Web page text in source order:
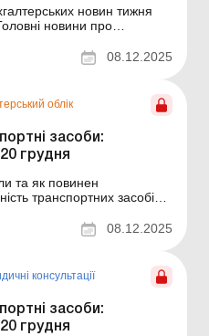
засоби: інформуємо
08.12.2025
облік
засоби:
грудня
та як повинен
транспортних засобів,
Баланс-Бюджет № 49 від 9
у яких є власні
08.12.2025
консультації
засоби:
грудня